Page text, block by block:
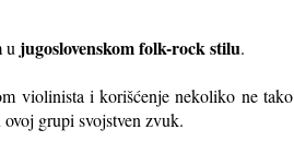
u jugoslovenskom folk-rock stilu.
violinista i korišćenje nekoliko ne tako
grupi svojstven zvuk.